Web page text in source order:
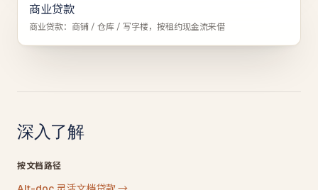
商业贷款
商业贷款：商铺 / 仓库 / 写字楼，按租约现金流来借
深入了解
按文档路径